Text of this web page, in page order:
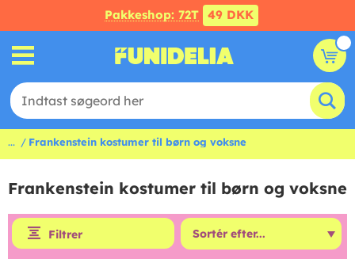
Pakkeshop: 72T 49 DKK
... Frankenstein kostumer til børn og voksne
Frankenstein kostumer til børn og voksne
Filtrer